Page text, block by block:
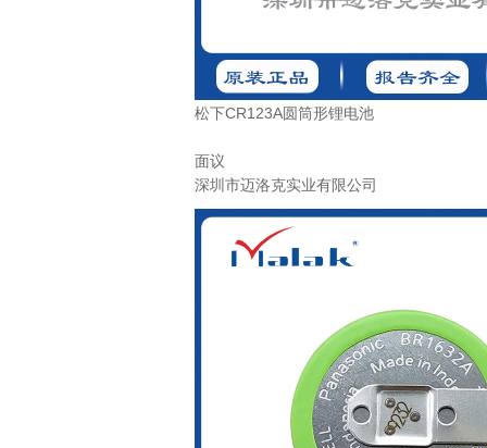
松下CR123A圆筒形锂电池
面议
深圳市迈洛克实业有限公司